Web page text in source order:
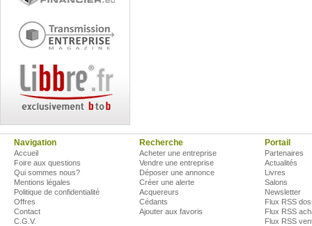
Navigation
Accueil
Foire aux questions
Qui sommes nous?
Mentions légales
Politique de confidentialité
Offres
Contact
C.G.V.
Recherche
Acheter une entreprise
Vendre une entreprise
Déposer une annonce
Créer une alerte
Acquereurs
Cédants
Ajouter aux favoris
Portail
Partenaires
Actualités
Livres
Salons
Newsletter
Flux RSS
Flux RSS
Flux RSS